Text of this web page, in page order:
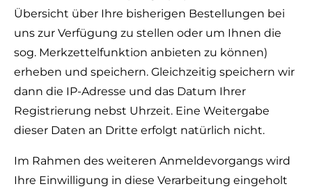
Übersicht über Ihre bisherigen Bestellungen bei
uns zur Verfügung zu stellen oder um Ihnen die
sog. Merkzettelfunktion anbieten zu können)
erheben und speichern. Gleichzeitig speichern wir
dann die IP-Adresse und das Datum Ihrer
Registrierung nebst Uhrzeit. Eine Weitergabe
dieser Daten an Dritte erfolgt natürlich nicht.
Im Rahmen des weiteren Anmeldevorgangs wird
Ihre Einwilligung in diese Verarbeitung eingeholt